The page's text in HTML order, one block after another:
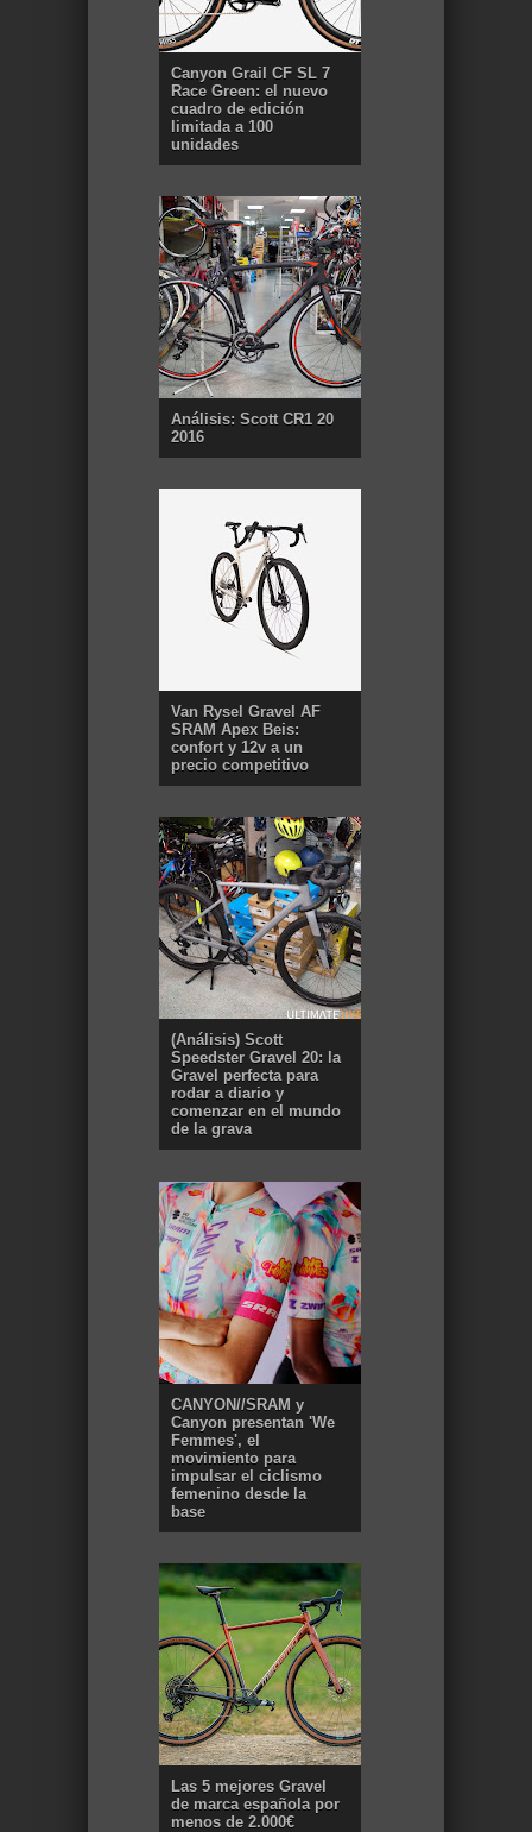
Canyon Grail CF SL 7
Race Green: el nuevo
cuadro de edición
limitada a 100
unidades
Análisis: Scott CR1 20
2016
Van Rysel Gravel AF
SRAM Apex Beis:
confort y 12v a un
precio competitivo
(Análisis) Scott
Speedster Gravel 20: la
Gravel perfecta para
rodar a diario y
comenzar en el mundo
de la grava
CANYON//SRAM y
Canyon presentan 'We
Femmes', el
movimiento para
impulsar el ciclismo
femenino desde la
base
Las 5 mejores Gravel
de marca española por
menos de 2.000€